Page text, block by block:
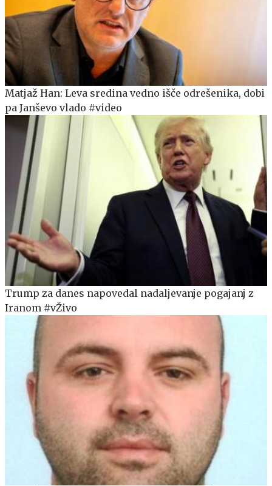
Matjaž Han: Leva sredina vedno išče odrešenika, dobi
pa Janševo vlado #video
Trump za danes napovedal nadaljevanje pogajanj z
Iranom #vŽivo